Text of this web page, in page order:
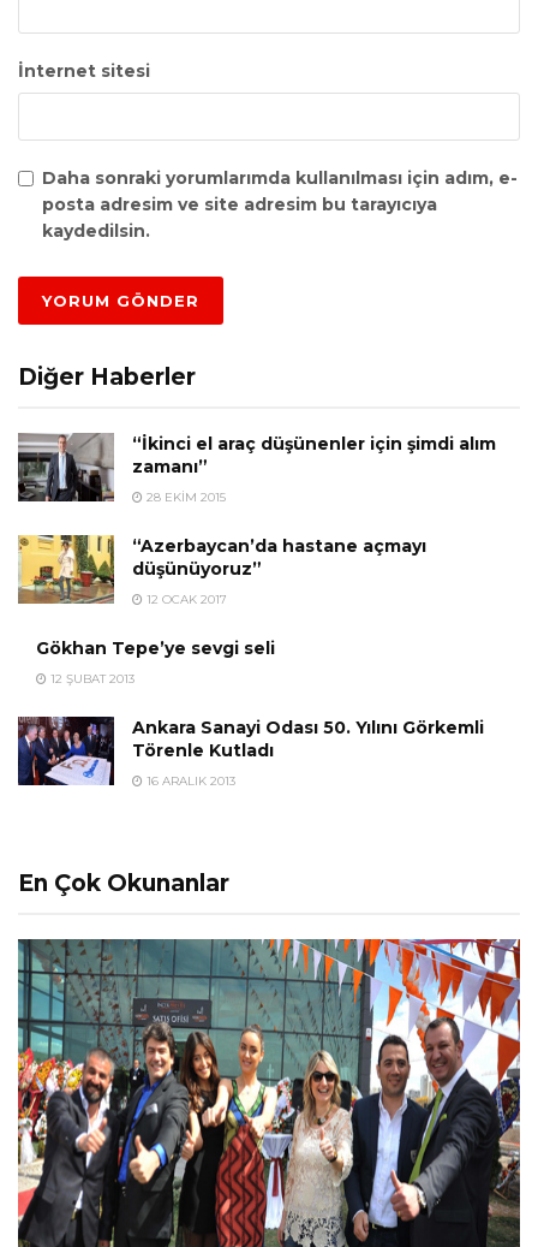
İnternet sitesi
Daha sonraki yorumlarımda kullanılması için adım, e-
posta adresim ve site adresim bu tarayıcıya
kaydedilsin.
Diğer Haberler
“İkinci el araç düşünenler için şimdi alım
zamanı”
28 EKIM 2015
“Azerbaycan’da hastane açmayı
düşünüyoruz”
12 OCAK 2017
Gökhan Tepe’ye sevgi seli
12 ŞUBAT 2013
Ankara Sanayi Odası 50. Yılını Görkemli
Törenle Kutladı
16 ARALIK 2013
En Çok Okunanlar